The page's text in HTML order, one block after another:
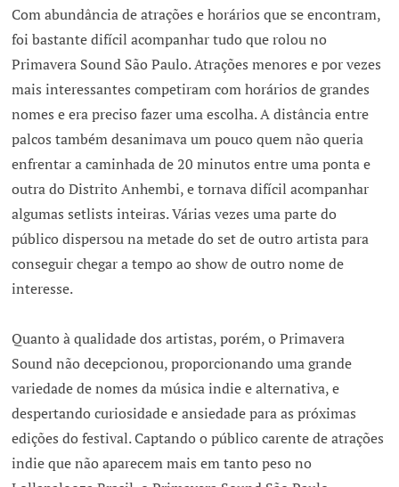
Com abundância de atrações e horários que se encontram,
foi bastante difícil acompanhar tudo que rolou no
Primavera Sound São Paulo. Atrações menores e por vezes
mais interessantes competiram com horários de grandes
nomes e era preciso fazer uma escolha. A distância entre
palcos também desanimava um pouco quem não queria
enfrentar a caminhada de 20 minutos entre uma ponta e
outra do Distrito Anhembi, e tornava difícil acompanhar
algumas setlists inteiras. Várias vezes uma parte do
público dispersou na metade do set de outro artista para
conseguir chegar a tempo ao show de outro nome de
interesse.
Quanto à qualidade dos artistas, porém, o Primavera
Sound não decepcionou, proporcionando uma grande
variedade de nomes da música indie e alternativa, e
despertando curiosidade e ansiedade para as próximas
edições do festival. Captando o público carente de atrações
indie que não aparecem mais em tanto peso no